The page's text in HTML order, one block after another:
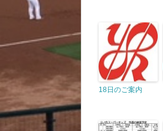
18日のご案内